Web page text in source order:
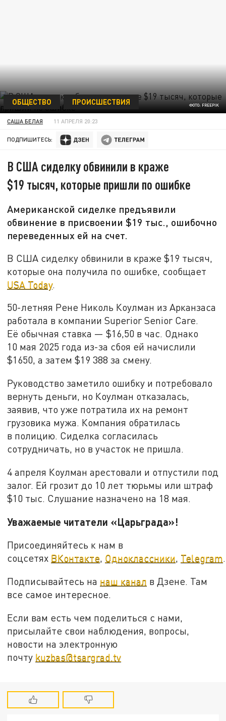
ФОТО: FREEPIK
ОБЩЕСТВО ПРОИСШЕСТВИЯ
САША БЕЛАЯ 11 АПРЕЛЯ 20:23
ПОДПИШИТЕСЬ:
В США сиделку обвинили в краже
$19 тысяч, которые пришли по ошибке
Американской сиделке предъявили
обвинение в присвоении $19 тыс., ошибочно
переведенных ей на счет.
В США сиделку обвинили в краже $19 тысяч,
которые она получила по ошибке, сообщает
USA Today.
50-летняя Рене Николь Коулман из Арканзаса
работала в компании Superior Senior Care.
Её обычная ставка — $16,50 в час. Однако
10 мая 2025 года из-за сбоя ей начислили
$1650, а затем $19 388 за смену.
Руководство заметило ошибку и потребовало
вернуть деньги, но Коулман отказалась,
заявив, что уже потратила их на ремонт
грузовика мужа. Компания обратилась
в полицию. Сиделка согласилась
сотрудничать, но в участок не пришла.
4 апреля Коулман арестовали и отпустили под
залог. Ей грозит до 10 лет тюрьмы или штраф
$10 тыс. Слушание назначено на 18 мая.
Уважаемые читатели «Царьграда»!
Присоединяйтесь к нам в
соцсетях ВКонтакте, Одноклассники, Telegram.
Подписывайтесь на наш канал в Дзене. Там
все самое интересное.
Если вам есть чем поделиться с нами,
присылайте свои наблюдения, вопросы,
новости на электронную
почту kuzbas@tsargrad.tv